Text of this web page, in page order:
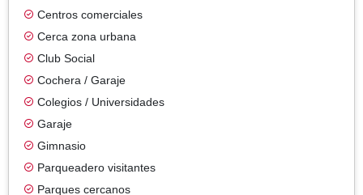
Centros comerciales
Cerca zona urbana
Club Social
Cochera / Garaje
Colegios / Universidades
Garaje
Gimnasio
Parqueadero visitantes
Parques cercanos